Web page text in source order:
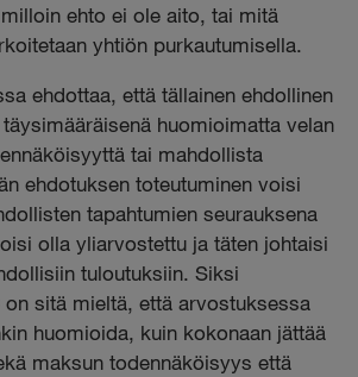
ehto ei ole aito, tai mitä
yhtiön purkautumisella.
ehdottaa, että tällainen ehdollinen
huomioimatta velan
tai mahdollista
ehdotuksen toteutuminen voisi
tapahtumien seurauksena
olla yliarvostettu ja täten johtaisi
tuloutuksiin. Siksi
sitä mieltä, että arvostuksessa
huomioida, kuin kokonaan jättää
maksun todennäköisyys että